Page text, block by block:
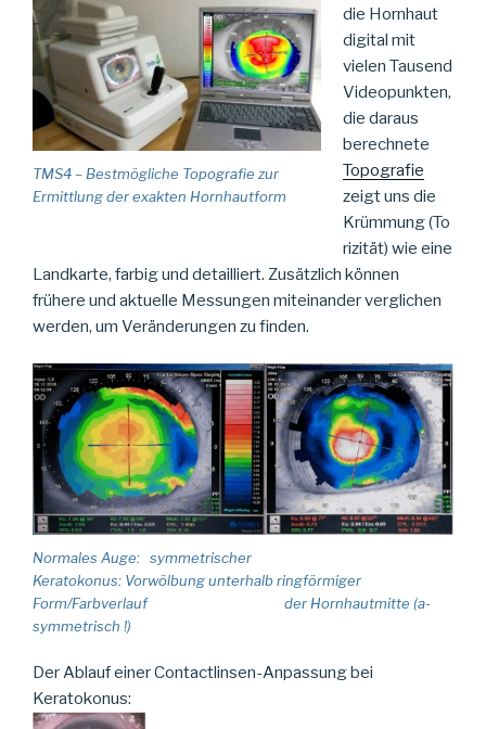
TMS4 – Bestmögliche Topografie zur
Ermittlung der exakten Hornhautform
die Hornhaut
digital mit
vielen Tausend
Videopunkten,
die daraus
berechnete
Topografie
zeigt uns die
Krümmung (To
rizität) wie eine
Landkarte, farbig und detailliert. Zusätzlich können
frühere und aktuelle Messungen miteinander verglichen
werden, um Veränderungen zu finden.
Normales Auge: symmetrischer
Keratokonus: Vorwölbung unterhalb ringförmiger
Form/Farbverlauf der Hornhautmitte (a-
symmetrisch !)
Der Ablauf einer Contactlinsen-Anpassung bei
Keratokonus: